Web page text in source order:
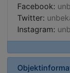
Facebook:
Twitter:
Instagram: